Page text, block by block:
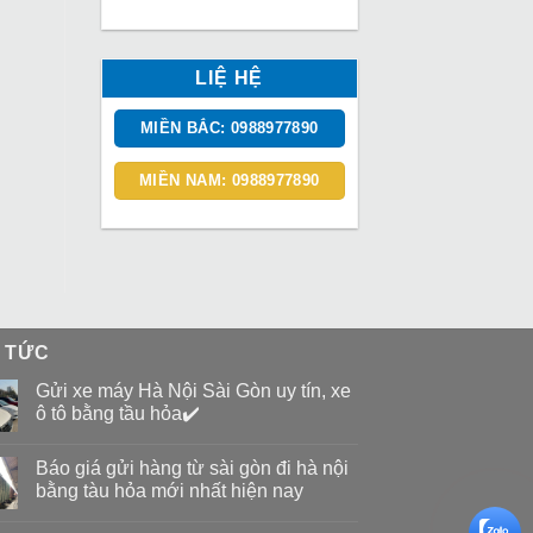
LIỆ HỆ
MIỀN BẮC: 0988977890
MIỀN NAM: 0988977890
TỨC
Gửi xe máy Hà Nội Sài Gòn uy tín, xe
ô tô bằng tầu hỏa✔️
Báo giá gửi hàng từ sài gòn đi hà nội
bằng tàu hỏa mới nhất hiện nay